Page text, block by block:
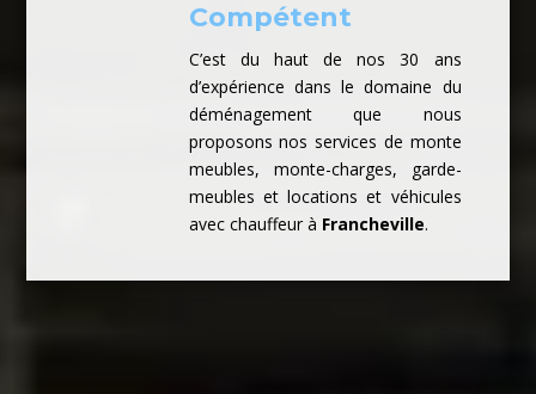
Compétent
C’est du haut de nos 30 ans
d’expérience dans le domaine du
déménagement que nous
proposons nos services de monte
meubles, monte-charges, garde-
meubles et locations et véhicules
avec chauffeur à Francheville.